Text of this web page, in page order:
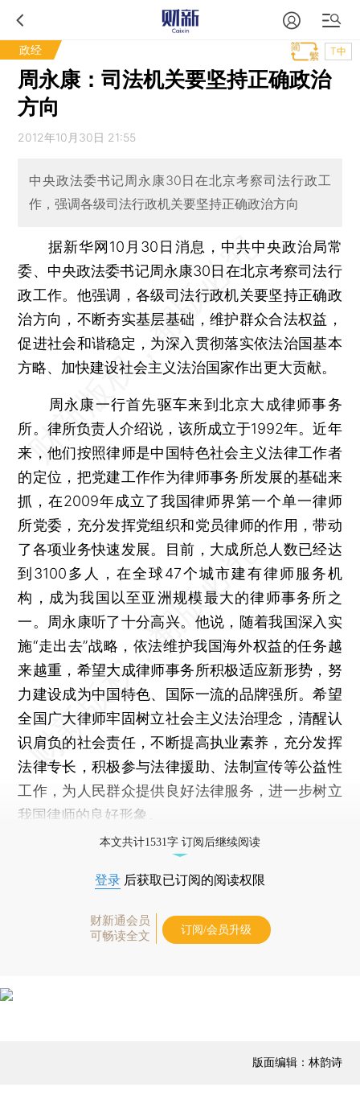
政经 T中
周永康：司法机关要坚持正确政治
方向
2012年10月30日 21:55
中央政法委书记周永康30日在北京考察司法行政工
作，强调各级司法行政机关要坚持正确政治方向
据新华网10月30日消息，中共中央政治局常
委、中央政法委书记周永康30日在北京考察司法行
政工作。他强调，各级司法行政机关要坚持正确政
治方向，不断夯实基层基础，维护群众合法权益，
促进社会和谐稳定，为深入贯彻落实依法治国基本
方略、加快建设社会主义法治国家作出更大贡献。
周永康一行首先驱车来到北京大成律师事务
所。律所负责人介绍说，该所成立于1992年。近年
来，他们按照律师是中国特色社会主义法律工作者
的定位，把党建工作作为律师事务所发展的基础来
抓，在2009年成立了我国律师界第一个单一律师
所党委，充分发挥党组织和党员律师的作用，带动
了各项业务快速发展。目前，大成所总人数已经达
到3100多人，在全球47个城市建有律师服务机
构，成为我国以至亚洲规模最大的律师事务所之
一。周永康听了十分高兴。他说，随着我国深入实
施“走出去”战略，依法维护我国海外权益的任务越
来越重，希望大成律师事务所积极适应新形势，努
力建设成为中国特色、国际一流的品牌强所。希望
全国广大律师牢固树立社会主义法治理念，清醒认
识肩负的社会责任，不断提高执业素养，充分发挥
法律专长，积极参与法律援助、法制宣传等公益性
工作，为人民群众提供良好法律服务，进一步树立
我国律师的良好形象。
本文共计1531字 订阅后继续阅读
登录 后获取已订阅的阅读权限
财新通会员
可畅读全文
订阅/会员升级
版面编辑：林韵诗